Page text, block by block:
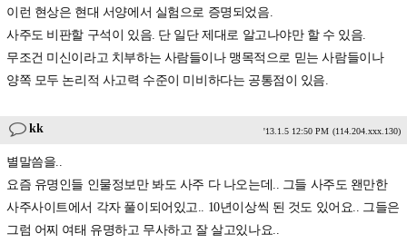
이런 현상은 현대 서양에서 실험으로 증명되었음.
사주도 비판할 구석이 있음. 단 일단 제대로 알고나야만 할 수 있음.
무조건 미신이라고 치부하는 사람들이나 맹목적으로 믿는 사람들이나
양쪽 모두 논리적 사고력 수준이 미비하다는 공통점이 있음.
kk '13.1.5 12:50 PM (114.204.xxx.130)
별말씀을..
요즘 유명인들 인물정보만 봐도 사주 다 나오는데.. 그들 사주도 왠만한
사주사이트에서 각자 풀이되어있고.. 10년이상씩 된 것도 있어요.. 그들은
그럼 어찌 여태 유명하고 무사하고 잘 살고있나요..